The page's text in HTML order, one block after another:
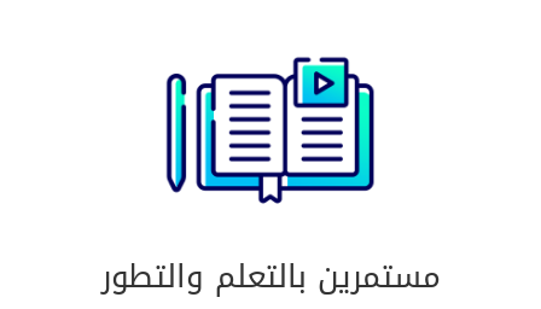
مستمرين بالتعلم والتطور